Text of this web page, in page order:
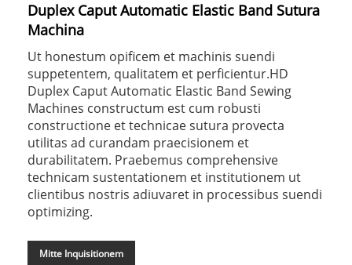
Duplex Caput Automatic Elastic Band Sutura
Machina
Ut honestum opificem et machinis suendi
suppetentem, qualitatem et perficientur.HD
Duplex Caput Automatic Elastic Band Sewing
Machines constructum est cum robusti
constructione et technicae sutura provecta
utilitas ad curandam praecisionem et
durabilitatem. Praebemus comprehensive
technicam sustentationem et institutionem ut
clientibus nostris adiuvaret in processibus suendi
optimizing.
Mitte Inquisitionem